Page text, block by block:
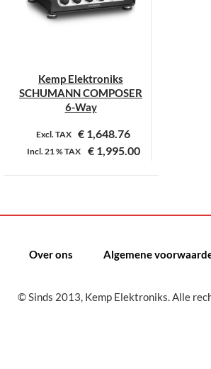
Kemp Elektroniks
SCHUMANN COMPOSER
6-Way
Excl. TAX € 1,648.76
Incl.21 %TAX €1,995.00
Over ons Algemene
© Sinds 2013, Kemp Elektroniks. Alle